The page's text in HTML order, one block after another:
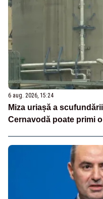
6 aug. 2026, 15:24
Miza uriașă a
Cernavodă poate primi